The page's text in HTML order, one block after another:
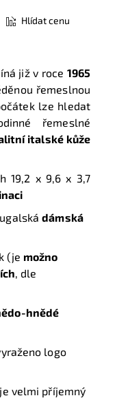
Hlídat cenu
již v roce 1965
řemeslnou
lze hledat
řemeslné
italské kůže
19,2 x 9,6 x 3,7
dámská
(je možno
, dle
hnědé
logo
velmi příjemný